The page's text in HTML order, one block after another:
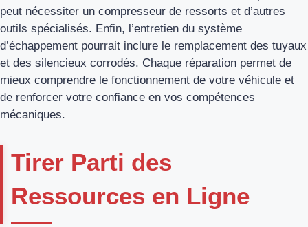
peut nécessiter un compresseur de ressorts et d’autres
outils spécialisés. Enfin, l’entretien du système
d’échappement pourrait inclure le remplacement des tuyaux
et des silencieux corrodés. Chaque réparation permet de
mieux comprendre le fonctionnement de votre véhicule et
de renforcer votre confiance en vos compétences
mécaniques.
Tirer Parti des
Ressources en Ligne